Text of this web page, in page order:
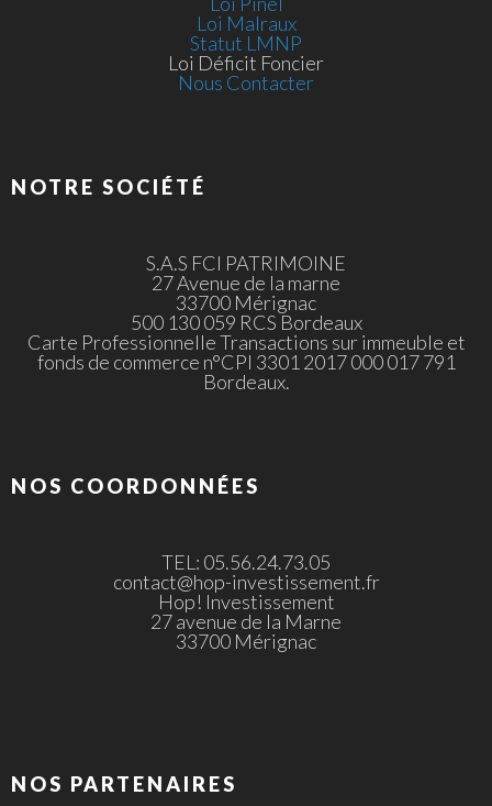
Loi Malraux
Statut LMNP
Loi Déficit Foncier
Nous Contacter
NOTRE SOCIÉTÉ
S.A.S FCI PATRIMOINE
27 Avenue de la marne
33700 Mérignac
500 130 059 RCS Bordeaux
Carte Professionnelle Transactions sur immeuble et
fonds de commerce n°CPI 3301 2017 000 017 791
Bordeaux.
NOS COORDONNÉES
TEL: 05.56.24.73.05
contact@hop-investissement.fr
Hop! Investissement
27 avenue de la Marne
33700 Mérignac
NOS PARTENAIRES